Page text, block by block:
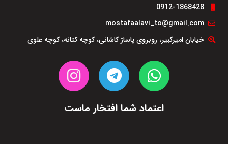
0912-1868428
mostafaalavi_to@gmail.com
خیابان امیرکبیر، روبروی پاساژ کاشانی، کوچه کتانه، کوچه علوی
اعتماد شما افتخار ماست